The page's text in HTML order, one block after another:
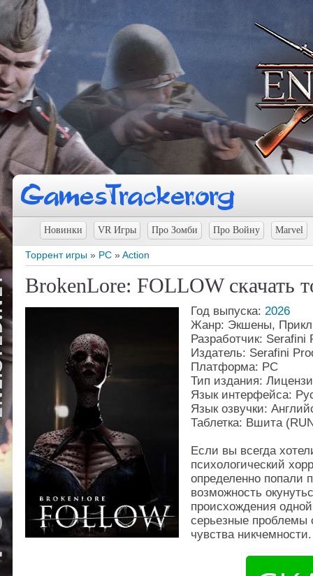
Новинки VR Игры Про Зомби Про Войну Marvel
Торрент игры » PC »Action
BrokenLore: FOLLOW скачать
Год выпуска: 2026
Жанр: Экшены,
Разработчик: Serafini
Издатель: Serafini
Платформа: PC
Тип издания:
Язык интерфейса:
Язык озвучки:
Таблетка: Вшита
Если вы всегда
психологический
определенно попали
возможность
происхождения
серьезные
чувства никчемности.